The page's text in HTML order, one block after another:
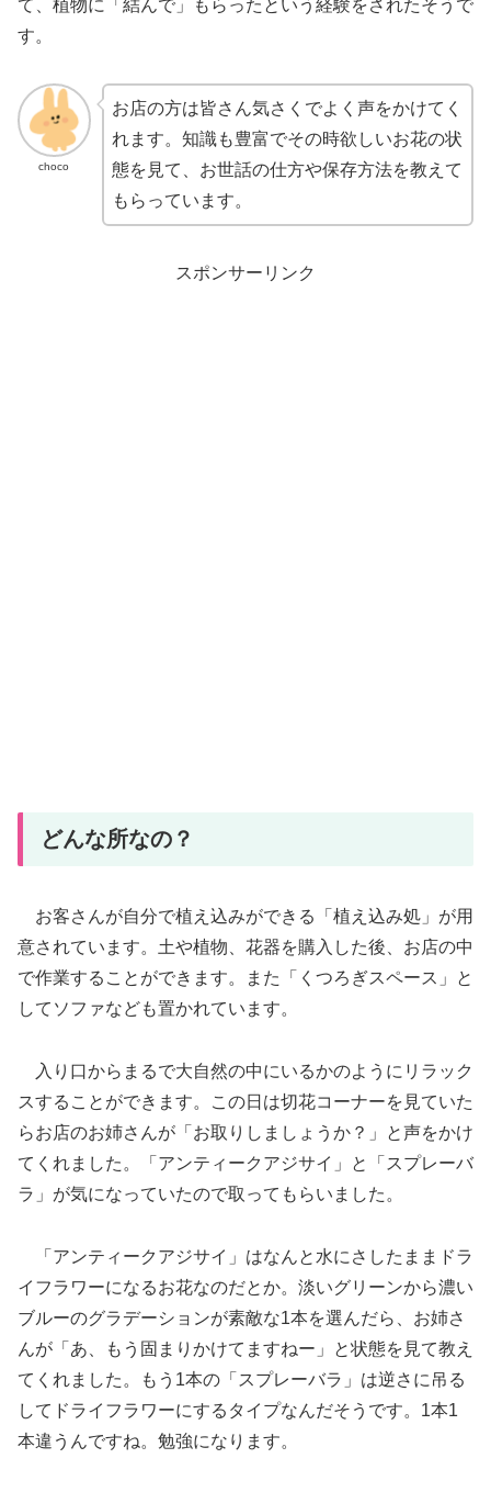
て、植物に「結んで」もらったという経験をされたそうで
す。
choco
お店の方は皆さん気さくでよく声をかけてく
れます。知識も豊富でその時欲しいお花の状
態を見て、お世話の仕方や保存方法を教えて
もらっています。
スポンサーリンク
どんな所なの？
お客さんが自分で植え込みができる「植え込み処」が用
意されています。土や植物、花器を購入した後、お店の中
で作業することができます。また「くつろぎスペース」と
してソファなども置かれています。
入り口からまるで大自然の中にいるかのようにリラック
スすることができます。この日は切花コーナーを見ていた
らお店のお姉さんが「お取りしましょうか？」と声をかけ
てくれました。「アンティークアジサイ」と「スプレーバ
ラ」が気になっていたので取ってもらいました。
「アンティークアジサイ」はなんと水にさしたままドラ
イフラワーになるお花なのだとか。淡いグリーンから濃い
ブルーのグラデーションが素敵な1本を選んだら、お姉さ
んが「あ、もう固まりかけてますねー」と状態を見て教え
てくれました。もう1本の「スプレーバラ」は逆さに吊る
してドライフラワーにするタイプなんだそうです。1本1
本違うんですね。勉強になります。